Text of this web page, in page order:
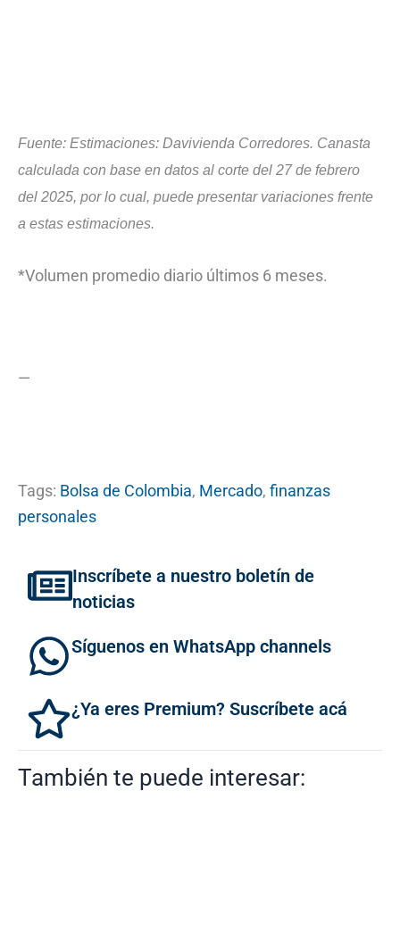
Fuente: Estimaciones: Davivienda Corredores. Canasta
calculada con base en datos al corte del 27 de febrero
del 2025, por lo cual, puede presentar variaciones frente
a estas estimaciones.
*Volumen promedio diario últimos 6 meses.
—
Tags: Bolsa de Colombia, Mercado, finanzas
personales
Inscríbete a nuestro boletín de
noticias
Síguenos en WhatsApp channels
¿Ya eres Premium? Suscríbete acá
También te puede interesar: